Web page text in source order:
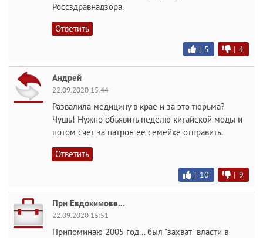
Россздравнадзора.
Ответить
| 5 | 4
Андрей
22.09.2020 15:44
Развалила медицину в крае и за это тюрьма?
Чушь! Нужно объявить неделю китайской моды и
потом счёт за патрон её семейке отправить.
Ответить
| 10 | 9
При Евдокимове...
22.09.2020 15:51
Припоминаю 2005 год... был "захват" власти в